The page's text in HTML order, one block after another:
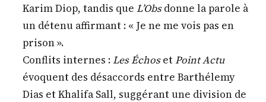
Karim Diop, tandis que L’Obsdonne la parole à
un détenu affirmant : « Je ne me vois pas en
prison ».
Conflits internes :Les ÉchosetPoint Actu
évoquent des désaccords entre Barthélemy
Dias et Khalifa Sall, suggérant une division de